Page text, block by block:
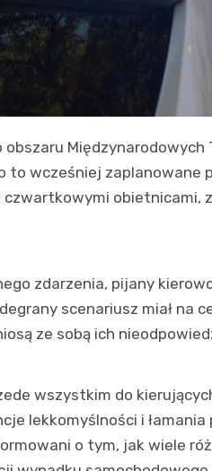
Międzynarodowych
to wcześniej zaplanowane
obietnicami,
zdarzenia, pijany
scenariusz miał na
ze sobą ich
wszystkim do
lekkomyślności i
o tym, jak wiele